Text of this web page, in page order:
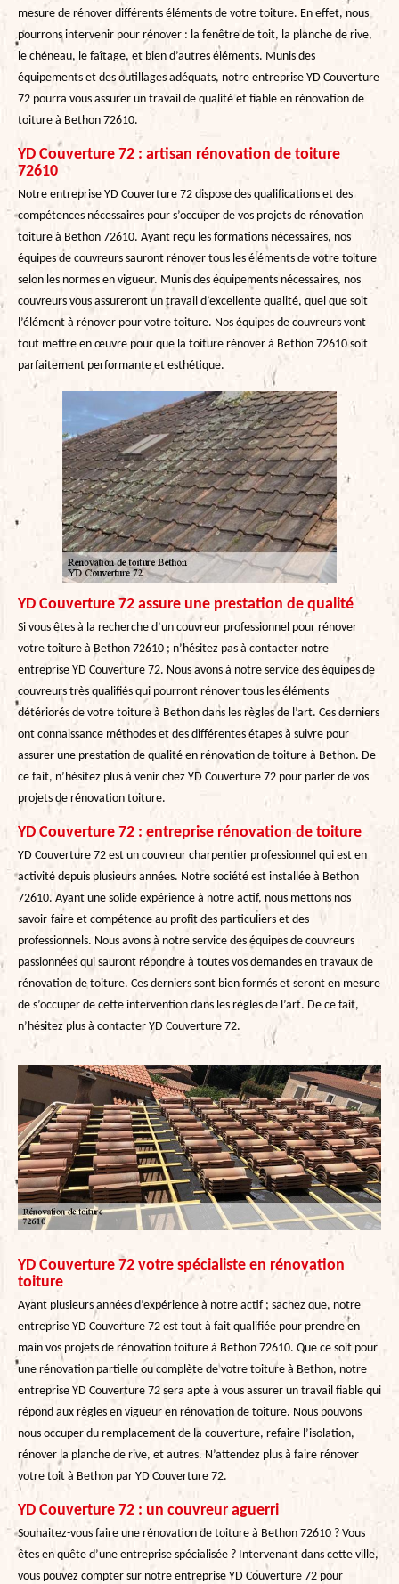
mesure de rénover différents éléments de votre toiture. En effet, nous
pourrons intervenir pour rénover : la fenêtre de toit, la planche de rive,
le chéneau, le faîtage, et bien d’autres éléments. Munis des
équipements et des outillages adéquats, notre entreprise YD Couverture
72 pourra vous assurer un travail de qualité et fiable en rénovation de
toiture à Bethon 72610.
YD Couverture 72 : artisan rénovation de toiture
72610
Notre entreprise YD Couverture 72 dispose des qualifications et des
compétences nécessaires pour s’occuper de vos projets de rénovation
toiture à Bethon 72610. Ayant reçu les formations nécessaires, nos
équipes de couvreurs sauront rénover tous les éléments de votre toiture
selon les normes en vigueur. Munis des équipements nécessaires, nos
couvreurs vous assureront un travail d’excellente qualité, quel que soit
l’élément à rénover pour votre toiture. Nos équipes de couvreurs vont
tout mettre en œuvre pour que la toiture rénover à Bethon 72610 soit
parfaitement performante et esthétique.
YD Couverture 72 assure une prestation de qualité
Si vous êtes à la recherche d’un couvreur professionnel pour rénover
votre toiture à Bethon 72610 ; n’hésitez pas à contacter notre
entreprise YD Couverture 72. Nous avons à notre service des équipes de
couvreurs très qualifiés qui pourront rénover tous les éléments
détériorés de votre toiture à Bethon dans les règles de l’art. Ces derniers
ont connaissance méthodes et des différentes étapes à suivre pour
assurer une prestation de qualité en rénovation de toiture à Bethon. De
ce fait, n’hésitez plus à venir chez YD Couverture 72 pour parler de vos
projets de rénovation toiture.
YD Couverture 72 : entreprise rénovation de toiture
YD Couverture 72 est un couvreur charpentier professionnel qui est en
activité depuis plusieurs années. Notre société est installée à Bethon
72610. Ayant une solide expérience à notre actif, nous mettons nos
savoir-faire et compétence au profit des particuliers et des
professionnels. Nous avons à notre service des équipes de couvreurs
passionnées qui sauront répondre à toutes vos demandes en travaux de
rénovation de toiture. Ces derniers sont bien formés et seront en mesure
de s’occuper de cette intervention dans les règles de l’art. De ce fait,
n’hésitez plus à contacter YD Couverture 72.
YD Couverture 72 votre spécialiste en rénovation
toiture
Ayant plusieurs années d’expérience à notre actif ; sachez que, notre
entreprise YD Couverture 72 est tout à fait qualifiée pour prendre en
main vos projets de rénovation toiture à Bethon 72610. Que ce soit pour
une rénovation partielle ou complète de votre toiture à Bethon, notre
entreprise YD Couverture 72 sera apte à vous assurer un travail fiable qui
répond aux règles en vigueur en rénovation de toiture. Nous pouvons
nous occuper du remplacement de la couverture, refaire l’isolation,
rénover la planche de rive, et autres. N’attendez plus à faire rénover
votre toit à Bethon par YD Couverture 72.
YD Couverture 72 : un couvreur aguerri
Souhaitez-vous faire une rénovation de toiture à Bethon 72610 ? Vous
êtes en quête d’une entreprise spécialisée ? Intervenant dans cette ville,
vous pouvez compter sur notre entreprise YD Couverture 72 pour